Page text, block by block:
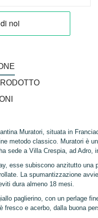
Muratori, situata in
metodo classico. Muratori è
sede a Villa Crespia, ad Adro,
esse subiscono anzitutto una
La spumantizzazione
dura almeno 18 mesi.
paglierino, con un perlage
fresco e acerbo, dalla buona